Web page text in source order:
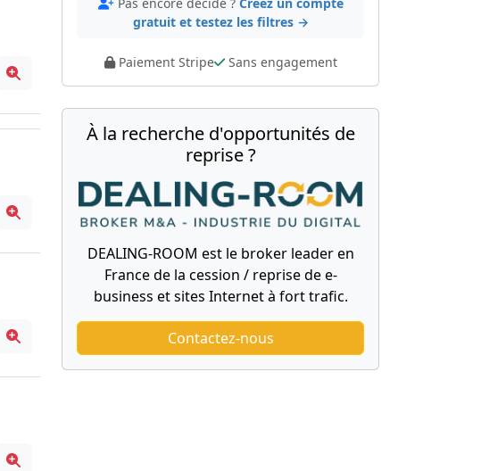
gratuit et testez les filtres →
Paiement Stripe Sans engagement
À la recherche d'opportunités de
reprise ?
DEALING-ROOM est le broker leader en
France de la cession / reprise de e-
business et sites Internet à fort trafic.
Contactez-nous